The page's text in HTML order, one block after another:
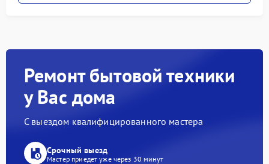
Ремонт бытовой техники
у Вас дома
С выездом квалифицированного мастера
Срочный выезд
Мастер приедет уже через 30 минут